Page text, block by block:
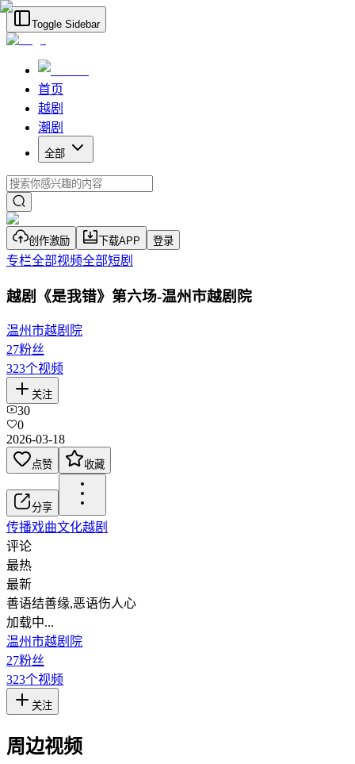
Toggle Sidebar
首页
越剧
潮剧
全部
创作激励 下载APP 登录
专栏全部视频全部短剧
越剧《是我错》第六场-温州市越剧院
温州市越剧院
27粉丝
323个视频
关注
30
0
2026-03-18
点赞 收藏
分享
传播戏曲文化越剧
评论
最热
最新
善语结善缘,恶语伤人心
加载中...
温州市越剧院
27粉丝
323个视频
关注
周边视频